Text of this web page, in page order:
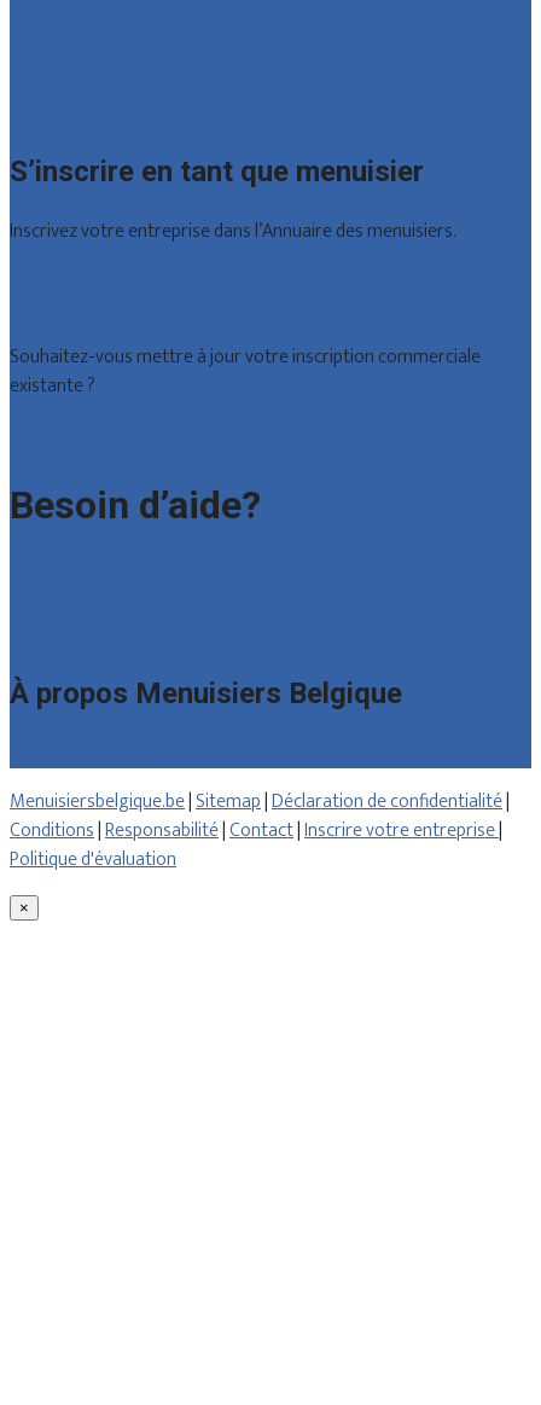
S’inscrire en tant que menuisier
Inscrivez votre entreprise dans l’Annuaire des menuisiers.
Souhaitez-vous mettre à jour votre inscription commerciale
existante ?
Besoin d’aide?
À propos Menuisiers Belgique
Menuisiersbelgique.be|Sitemap|Déclaration de confidentialité|
Conditions|Responsabilité|Contact|Inscrire votre entreprise|
Politique d'évaluation
×